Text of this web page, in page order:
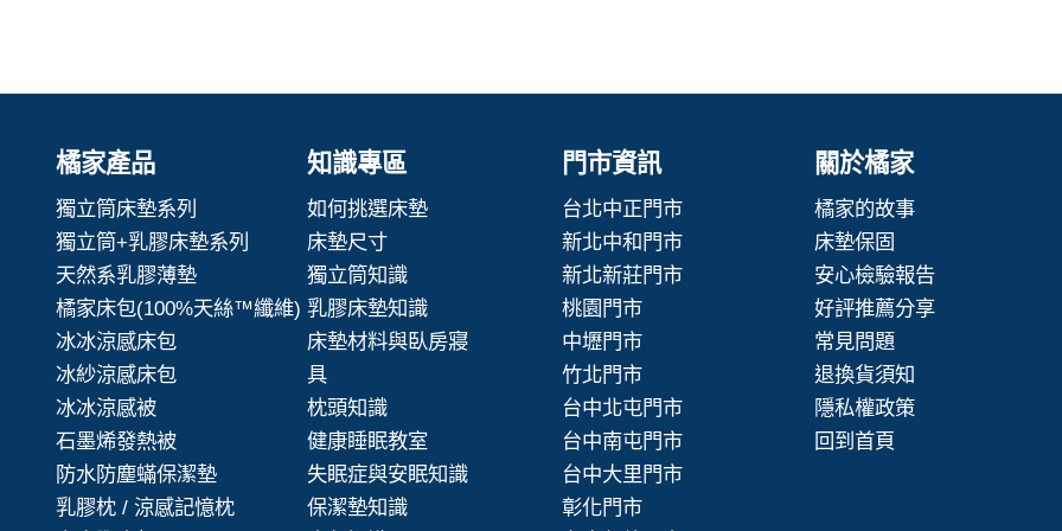
橘家產品
獨立筒床墊系列
獨立筒+乳膠床墊系列
天然系乳膠薄墊
橘家床包(100%天絲™纖維)
冰冰涼感床包
冰紗涼感床包
冰冰涼感被
石墨烯發熱被
防水防塵蟎保潔墊
乳膠枕 / 涼感記憶枕
知識專區
如何挑選床墊
床墊尺寸
獨立筒知識
乳膠床墊知識
床墊材料與臥房寢
具
枕頭知識
健康睡眠教室
失眠症與安眠知識
保潔墊知識
門市資訊
台北中正門市
新北中和門市
新北新莊門市
桃園門市
中壢門市
竹北門市
台中北屯門市
台中南屯門市
台中大里門市
彰化門市
關於橘家
橘家的故事
床墊保固
安心檢驗報告
好評推薦分享
常見問題
退換貨須知
隱私權政策
回到首頁